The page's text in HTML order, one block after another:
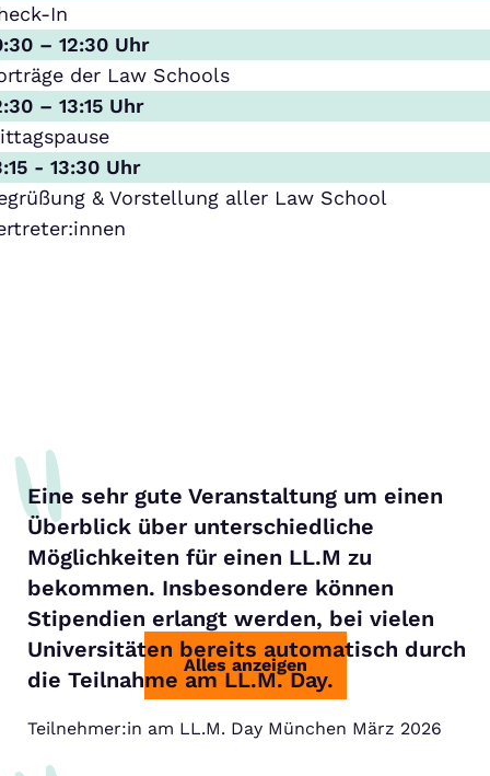
In
– 12:30 Uhr
der Law Schools
– 13:15 Uhr
- 13:30 Uhr
& Vorstellung aller Law School
Alles anzeigen
Eine sehr gute Veranstaltung um einen
Überblick über unterschiedliche
Möglichkeiten für einen LL.M zu
bekommen. Insbesondere können
Stipendien erlangt werden, bei vielen
Universitäten bereits automatisch durch
die Teilnahme am LL.M. Day.
Teilnehmer:in am LL.M. Day München März 2026